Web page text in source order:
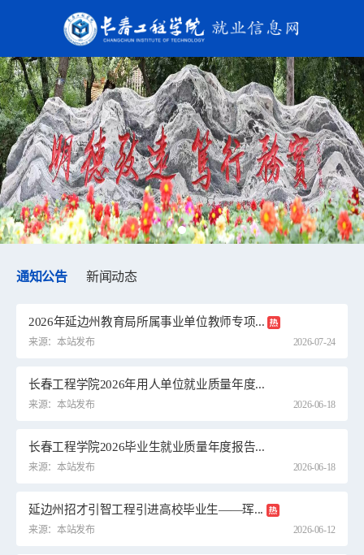
通知公告 新闻动态
2026年延边州教育局所属事业单位教师专项...
来源：本站发布 2026-07-24
长春工程学院2026年用人单位就业质量年度...
来源：本站发布 2026-06-18
长春工程学院2026毕业生就业质量年度报告...
来源：本站发布 2026-06-18
延边州招才引智工程引进高校毕业生——珲...
来源：本站发布 2026-06-12